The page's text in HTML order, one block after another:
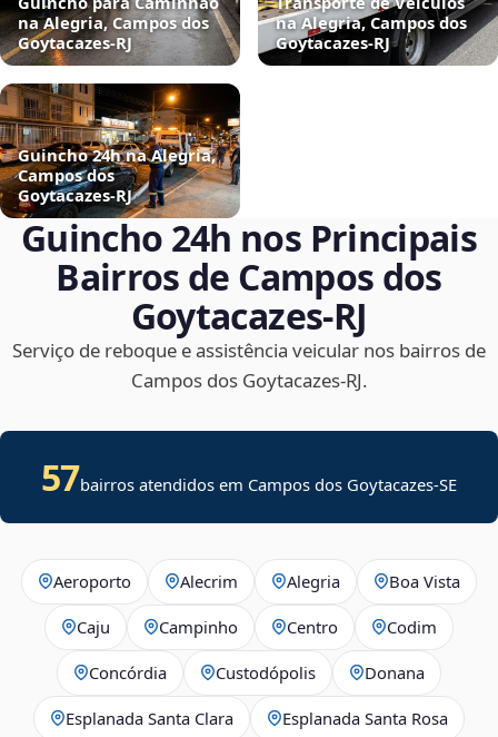
na Alegria, Campos dos
Goytacazes‑RJ
na Alegria, Campos dos
Goytacazes‑RJ
Guincho 24h na Alegria,
Campos dos
Goytacazes‑RJ
Guincho 24h nos Principais
Bairros de Campos dos
Goytacazes‑RJ
Serviço de reboque e assistência veicular nos bairros de
Campos dos Goytacazes‑RJ.
57bairros atendidos em Campos dos Goytacazes-SE
Aeroporto Alecrim Alegria Boa Vista
Caju Campinho Centro Codim
Concórdia Custodópolis Donana
Esplanada Santa Clara Esplanada Santa Rosa